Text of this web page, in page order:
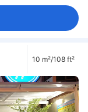
10 m²/108 ft²